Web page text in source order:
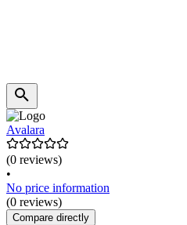
Avalara
(0 reviews)
•
No price information
(0 reviews)
Compare directly